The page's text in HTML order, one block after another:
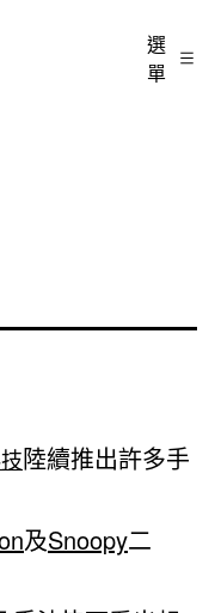
選
單
陸續推出許多手
及Snoopy二